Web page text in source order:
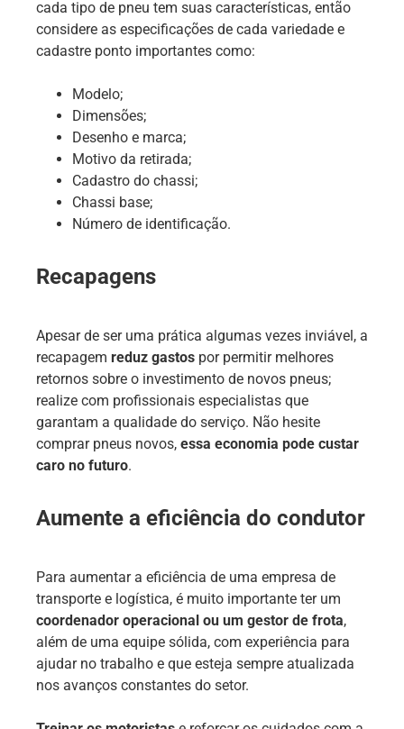
cada tipo de pneu tem suas características, então
considere as especificações de cada variedade e
cadastre ponto importantes como:
Modelo;
Dimensões;
Desenho e marca;
Motivo da retirada;
Cadastro do chassi;
Chassi base;
Número de identificação.
Recapagens
Apesar de ser uma prática algumas vezes inviável, a
recapagem reduz gastos por permitir melhores
retornos sobre o investimento de novos pneus;
realize com profissionais especialistas que
garantam a qualidade do serviço. Não hesite
comprar pneus novos, essa economia pode custar
caro no futuro.
Aumente a eficiência do condutor
Para aumentar a eficiência de uma empresa de
transporte e logística, é muito importante ter um
coordenador operacional ou um gestor de frota,
além de uma equipe sólida, com experiência para
ajudar no trabalho e que esteja sempre atualizada
nos avanços constantes do setor.